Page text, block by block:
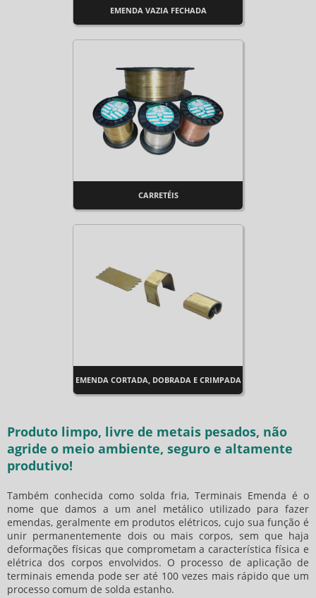
EMENDA VAZIA FECHADA
CARRETÉIS
EMENDA CORTADA, DOBRADA E CRIMPADA
Produto limpo, livre de metais pesados, não
agride o meio ambiente, seguro e altamente
produtivo!
Também conhecida como solda fria, Terminais Emenda é o
nome que damos a um anel metálico utilizado para fazer
emendas, geralmente em produtos elétricos, cujo sua função é
unir permanentemente dois ou mais corpos, sem que haja
deformações físicas que comprometam a característica física e
elétrica dos corpos envolvidos. O processo de aplicação de
terminais emenda pode ser até 100 vezes mais rápido que um
processo comum de solda estanho.